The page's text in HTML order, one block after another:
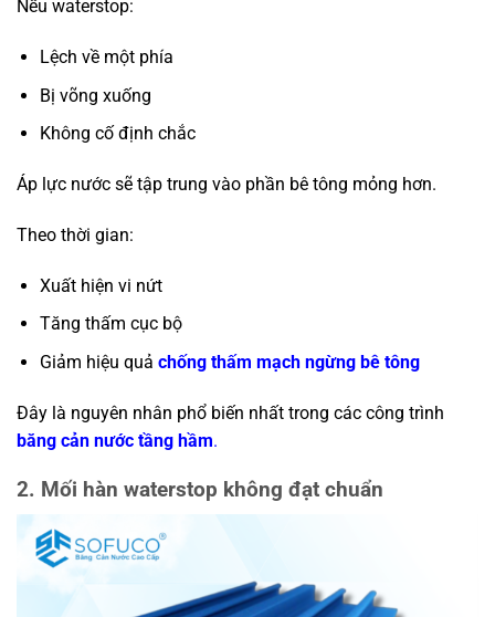
Nếu waterstop:
Lệch về một phía
Bị võng xuống
Không cố định chắc
Áp lực nước sẽ tập trung vào phần bê tông mỏng hơn.
Theo thời gian:
Xuất hiện vi nứt
Tăng thấm cục bộ
Giảm hiệu quả chống thấm mạch ngừng bê tông
Đây là nguyên nhân phổ biến nhất trong các công trình
băng cản nước tầng hầm.
2. Mối hàn waterstop không đạt chuẩn